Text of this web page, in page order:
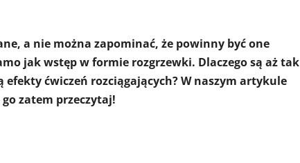
a nie można zapominać, że powinny być one
jak wstęp w formie rozgrzewki. Dlaczego są aż tak
efekty ćwiczeń rozciągających? W naszym artykule
zatem przeczytaj!